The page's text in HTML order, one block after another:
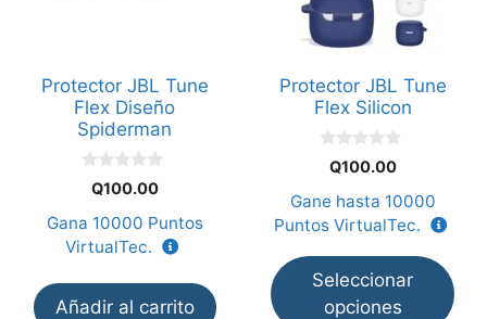
Protector JBL Tune
Flex Diseño
Spiderman
5
Q100.00
Gana 10000 Puntos
VirtualTec.
Añadir al carrito
Protector JBL Tune
Flex Silicon
5
Q100.00
Gane hasta 10000
Puntos VirtualTec.
Seleccionar
opciones
variantes.
se
página
de
producto